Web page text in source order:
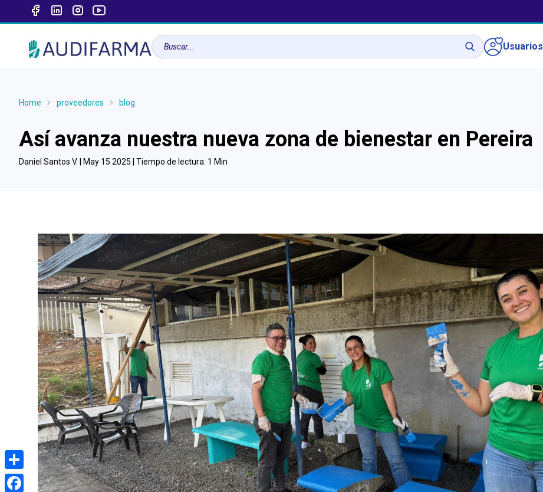
Usuarios
Home proveedores blog
Así avanza nuestra nueva zona de bienestar en Pereira
Daniel Santos V. | May 15 2025 | Tiempo de lectura: 1 Min
Compartir